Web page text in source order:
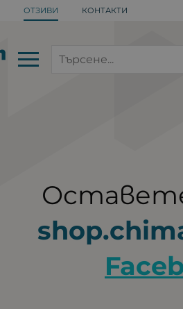
ОТЗИВИ КОНТАКТИ